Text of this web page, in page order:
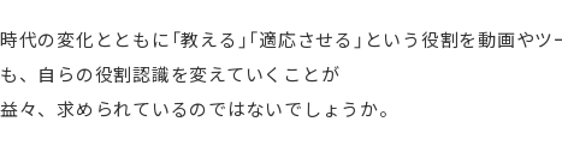
時代の変化とともに「教える」「適応させる」という役割を動画
も、自らの役割認識を変えていくことが
益々、求められているのではないでしょうか。